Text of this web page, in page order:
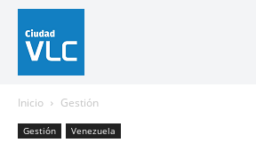
Inicio Gestión
Gestión Venezuela